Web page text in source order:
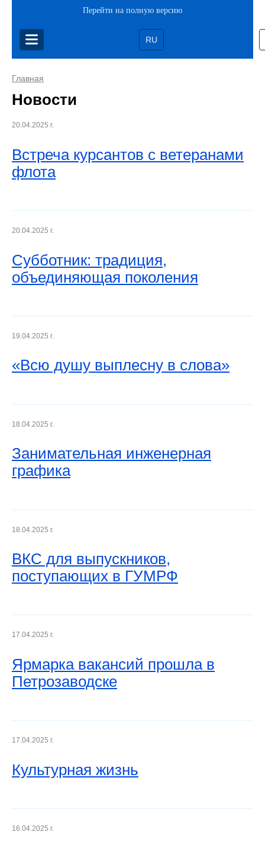
Перейти на полную версию
RU
Главная
Новости
20.04.2025 г.
Встреча курсантов с ветеранами
флота
20.04.2025 г.
Субботник: традиция,
объединяющая поколения
19.04.2025 г.
«Всю душу выплесну в слова»
18.04.2025 г.
Занимательная инженерная
графика
18.04.2025 г.
ВКС для выпускников,
поступающих в ГУМРФ
17.04.2025 г.
Ярмарка вакансий прошла в
Петрозаводске
17.04.2025 г.
Культурная жизнь
16.04.2025 г.